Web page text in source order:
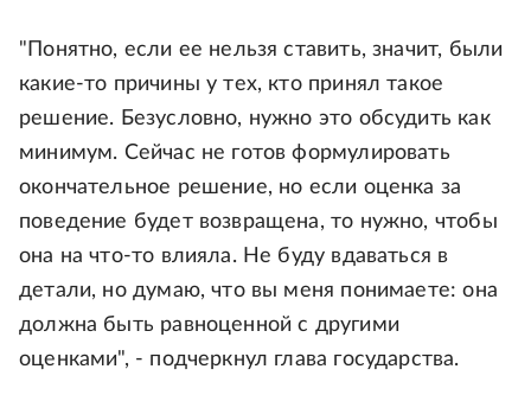
"Понятно, если ее нельзя ставить, значит, были
какие-то причины у тех, кто принял такое
решение. Безусловно, нужно это обсудить как
минимум. Сейчас не готов формулировать
окончательное решение, но если оценка за
поведение будет возвращена, то нужно, чтобы
она на что-то влияла. Не буду вдаваться в
детали, но думаю, что вы меня понимаете: она
должна быть равноценной с другими
оценками", - подчеркнул глава государства.